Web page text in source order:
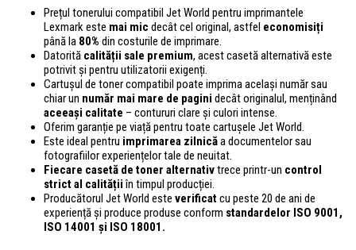
Prețul tonerului compatibil Jet World pentru imprimantele
Lexmark este mai mic decât cel original, astfel economisiți
până la 80% din costurile de imprimare.
Datorită calității sale premium, acest casetă alternativă este
potrivit și pentru utilizatorii exigenți.
Cartușul de toner compatibil poate imprima același număr sau
chiar un număr mai mare de pagini decât originalul, menținând
aceeași calitate – contururi clare și culori intense.
Oferim garanție pe viață pentru toate cartușele Jet World.
Este ideal pentru imprimarea zilnicăa documentelor sau
fotografiilor experiențelor tale de neuitat.
Fiecare casetă de toner alternativtrece printr-un control
strict al calitățiiîn timpul producției.
Producătorul Jet World este verificatcu peste 20 de ani de
experiență și produce produse conform standardelor ISO 9001,
ISO 14001 și ISO 18001.